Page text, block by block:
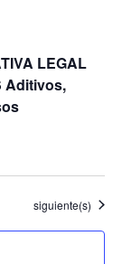
LEGAL
Aditivos,
Eventos
siguiente(s)